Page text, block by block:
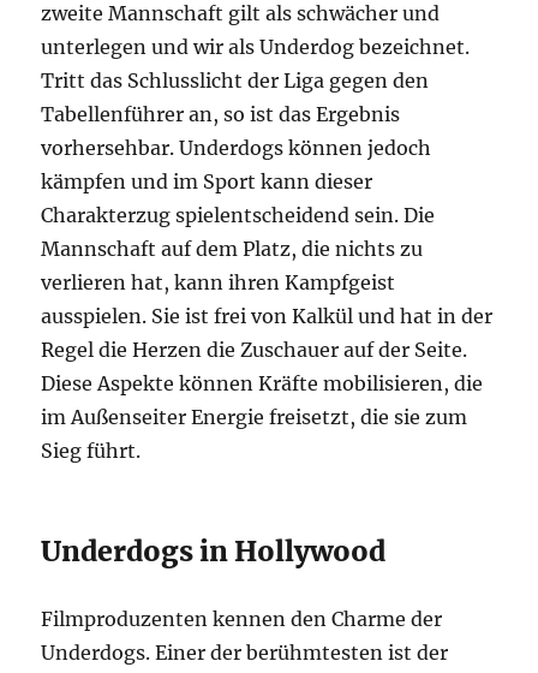
zweite Mannschaft gilt als schwächer und
unterlegen und wir als Underdog bezeichnet.
Tritt das Schlusslicht der Liga gegen den
Tabellenführer an, so ist das Ergebnis
vorhersehbar. Underdogs können jedoch
kämpfen und im Sport kann dieser
Charakterzug spielentscheidend sein. Die
Mannschaft auf dem Platz, die nichts zu
verlieren hat, kann ihren Kampfgeist
ausspielen. Sie ist frei von Kalkül und hat in der
Regel die Herzen die Zuschauer auf der Seite.
Diese Aspekte können Kräfte mobilisieren, die
im Außenseiter Energie freisetzt, die sie zum
Sieg führt.
Underdogs in Hollywood
Filmproduzenten kennen den Charme der
Underdogs. Einer der berühmtesten ist der